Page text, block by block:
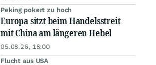
Peking pokert zu hoch
Europa sitzt beim Handelsstreit
mit China am längeren Hebel
05.08.26, 18:00
Flucht aus USA